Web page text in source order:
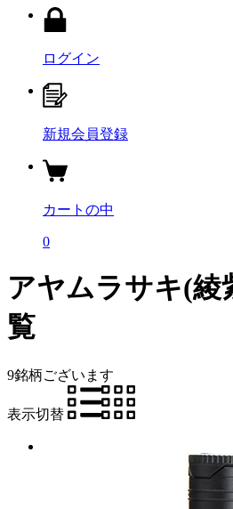
ログイン
新規会員登録
カートの中
0
アヤムラサキ(綾
覧
9銘柄ございます
表示切替